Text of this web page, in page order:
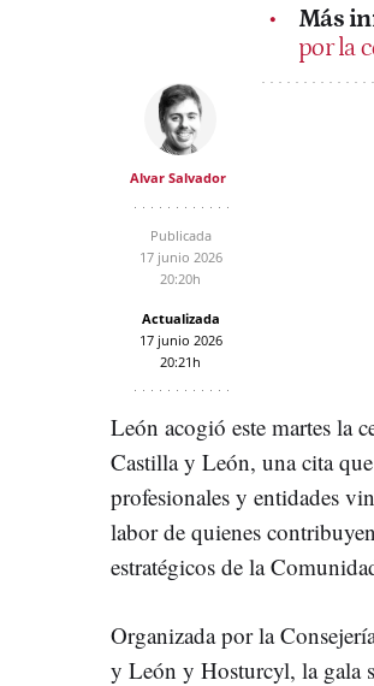
Más
por la
Alvar Salvador
Publicada
17 junio 2026
20:20h
Actualizada
17 junio 2026
20:21h
León acogió este martes la
Castilla y León, una cita
profesionales y entidades
labor de quienes
estratégicos de la
Organizada por la
y León y Hosturcyl, la gala